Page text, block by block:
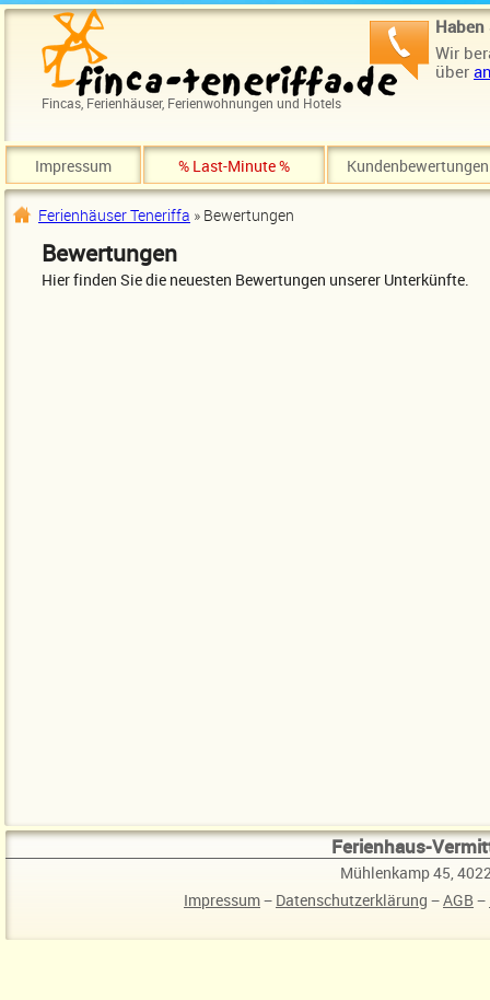
Direkt zum Inhalt
Haben
Wir
über
Fincas, Ferienhäuser, Ferienwohnungen und Hotels
Impressum % Last-Minute % Kundenbewertungen
Sie sind hier
Ferienhäuser Teneriffa » Bewertungen
Bewertungen
Hier finden Sie die neuesten Bewertungen unserer Unterkünfte.
Ferienhaus-
Mühlenkamp 45,
Impressum− Datenschutzerklärung −AGB −